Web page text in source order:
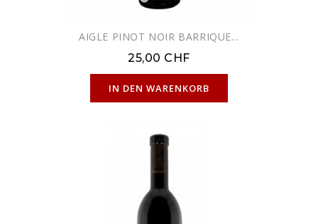
AIGLE PINOT NOIR BARRIQUE...
25,00 CHF
IN DEN WARENKORB